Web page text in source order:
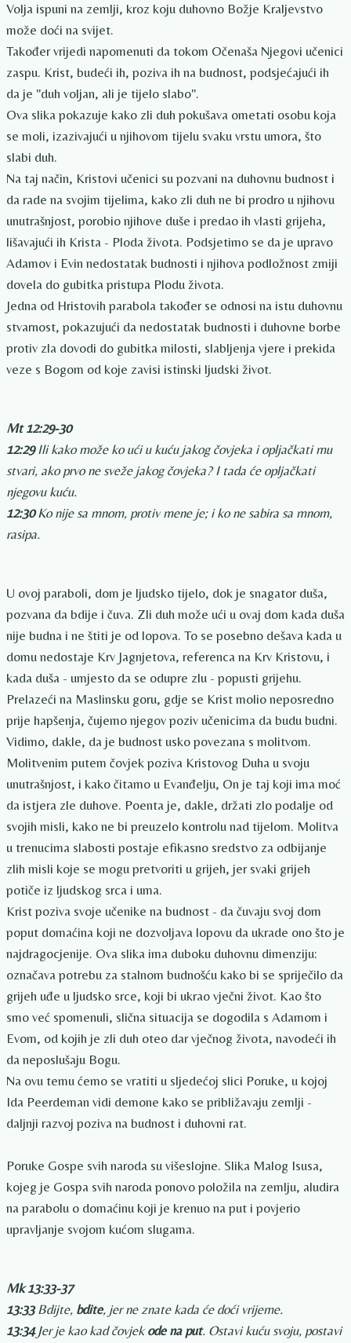
Volja ispuni na zemlji, kroz koju duhovno Božje Kraljevstvo
može doći na svijet.
Također vrijedi napomenuti da tokom Očenaša Njegovi učenici
zaspu. Krist, budeći ih, poziva ih na budnost, podsjećajući ih
da je "duh voljan, ali je tijelo slabo".
Ova slika pokazuje kako zli duh pokušava ometati osobu koja
se moli, izazivajući u njihovom tijelu svaku vrstu umora, što
slabi duh.
Na taj način, Kristovi učenici su pozvani na duhovnu budnost i
da rade na svojim tijelima, kako zli duh ne bi prodro u njihovu
unutrašnjost, porobio njihove duše i predao ih vlasti grijeha,
lišavajući ih Krista - Ploda života. Podsjetimo se da je upravo
Adamov i Evin nedostatak budnosti i njihova podložnost zmiji
dovela do gubitka pristupa Plodu života.
Jedna od Hristovih parabola također se odnosi na istu duhovnu
stvarnost, pokazujući da nedostatak budnosti i duhovne borbe
protiv zla dovodi do gubitka milosti, slabljenja vjere i prekida
veze s Bogom od koje zavisi istinski ljudski život.
Mt 12:29-30
12:29Ili kako može ko ući u kuću jakog čovjeka i opljačkati mu
stvari, ako prvo ne sveže jakog čovjeka? I tada će opljačkati
njegovu kuću.
12:30Ko nije sa mnom, protiv mene je; i ko ne sabira sa mnom,
rasipa.
U ovoj paraboli, dom je ljudsko tijelo, dok je snagator duša,
pozvana da bdije i čuva. Zli duh može ući u ovaj dom kada duša
nije budna i ne štiti je od lopova. To se posebno dešava kada u
domu nedostaje Krv Jagnjetova, referenca na Krv Kristovu, i
kada duša - umjesto da se odupre zlu - popusti grijehu.
Prelazeći na Maslinsku goru, gdje se Krist molio neposredno
prije hapšenja, čujemo njegov poziv učenicima da budu budni.
Vidimo, dakle, da je budnost usko povezana s molitvom.
Molitvenim putem čovjek poziva Kristovog Duha u svoju
unutrašnjost, i kako čitamo u Evanđelju, On je taj koji ima moć
da istjera zle duhove. Poenta je, dakle, držati zlo podalje od
svojih misli, kako ne bi preuzelo kontrolu nad tijelom. Molitva
u trenucima slabosti postaje efikasno sredstvo za odbijanje
zlih misli koje se mogu pretvoriti u grijeh, jer svaki grijeh
potiče iz ljudskog srca i uma.
Krist poziva svoje učenike na budnost - da čuvaju svoj dom
poput domaćina koji ne dozvoljava lopovu da ukrade ono što je
najdragocjenije. Ova slika ima duboku duhovnu dimenziju:
označava potrebu za stalnom budnošću kako bi se spriječilo da
grijeh uđe u ljudsko srce, koji bi ukrao vječni život. Kao što
smo već spomenuli, slična situacija se dogodila s Adamom i
Evom, od kojih je zli duh oteo dar vječnog života, navodeći ih
da neposlušaju Bogu.
Na ovu temu ćemo se vratiti u sljedećoj slici Poruke, u kojoj
Ida Peerdeman vidi demone kako se približavaju zemlji -
daljnji razvoj poziva na budnost i duhovni rat.
Poruke Gospe svih naroda su višeslojne. Slika Malog Isusa,
kojeg je Gospa svih naroda ponovo položila na zemlju, aludira
na parabolu o domaćinu koji je krenuo na put i povjerio
upravljanje svojom kućom slugama.
Mk 13:33-37
13:33Bdijte, bdite, jer ne znate kada će doći vrijeme.
13:34Jer je kao kad čovjekode na put. Ostavi kuću svoju, postavi